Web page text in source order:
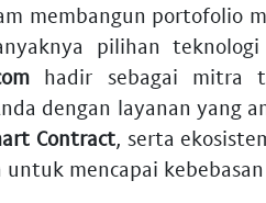
membangun portofolio
pilihan
hadir sebagai mitra
dengan layanan yang
Contract, serta
mencapai